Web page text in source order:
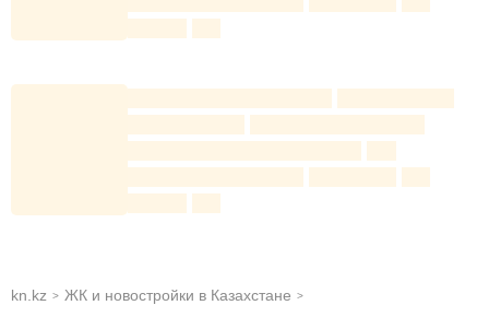
Площадка для футбола
Теннисные столы
Зона для барбекю
Пирс для рыбалки
kn.kz > ЖК и новостройки в Казахстане >